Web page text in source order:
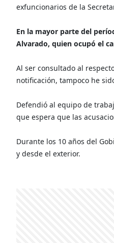
exfuncionarios de la
En la mayor parte del
Alvarado, quien ocupó el
Al ser consultado al
notificación, tampoco he
Defendió al equipo de
que espera que las
Durante los 10 años del
y desde el exterior.